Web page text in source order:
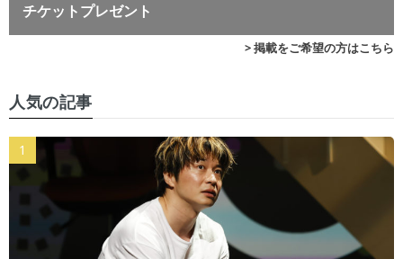
チケットプレゼント
> 掲載をご希望の方はこちら
人気の記事